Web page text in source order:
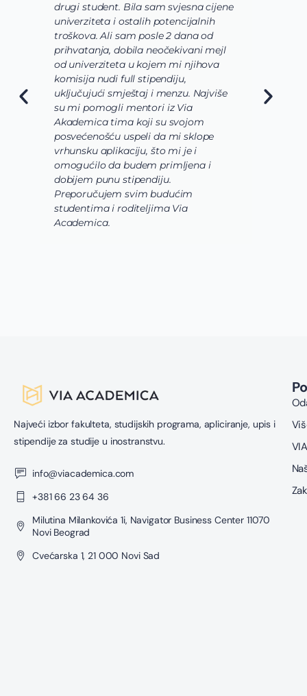
drugi student. Bila sam svjesna cijene
univerziteta i ostalih potencijalnih
troškova. Ali sam posle 2 dana od
prihvatanja, dobila neočekivani mejl
od univerziteta u kojem mi njihova
komisija nudi full stipendiju,
uključujući smještaj i menzu. Najviše
su mi pomogli mentori iz Via
Akademica tima koji su svojom
posvećenošću uspeli da mi sklope
vrhunsku aplikaciju, što mi je i
omogućilo da budem primljena i
dobijem punu stipendiju.
Preporučujem svim budućim
studentima i roditeljima Via
Academica.
Najveći izbor fakulteta, studijskih programa, apliciranje, upis i
stipendije za studije u inostranstvu.
info@viacademica.com
+381 66 23 64 36
Milutina Milankovića 1i, Navigator Business Center 11070
Novi Beograd
Cvećarska 1, 21 000 Novi Sad